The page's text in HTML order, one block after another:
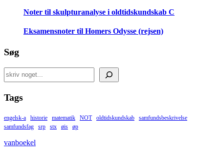
Noter til skulpturanalyse i oldtidskundskab C
Eksamensnoter til Homers Odysse (rejsen)
Søg
Search
Tags
engelsk-a historie matematik NOT oldtidskundskab
samfundsbeskrivelse
samfundsfag
srp stx øis øp
vanboekel